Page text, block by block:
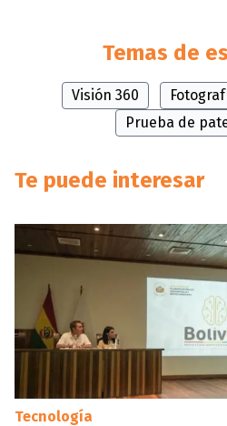
Temas de
Visión 360
Prueba de
Te puede interesar
Tecnología